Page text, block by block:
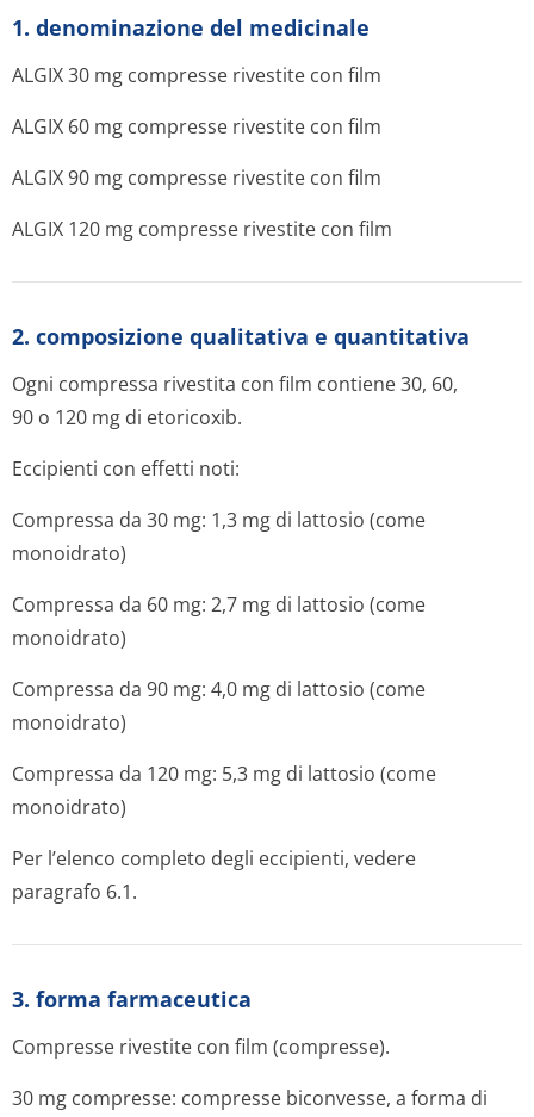
1. denominazione del medicinale
ALGIX 30 mg compresse rivestite con film
ALGIX 60 mg compresse rivestite con film
ALGIX 90 mg compresse rivestite con film
ALGIX 120 mg compresse rivestite con film
2. composizione qualitativa e quantitativa
Ogni compressa rivestita con film contiene 30, 60,
90 o 120 mg di etoricoxib.
Eccipienti con effetti noti:
Compressa da 30 mg: 1,3 mg di lattosio (come
monoidrato)
Compressa da 60 mg: 2,7 mg di lattosio (come
monoidrato)
Compressa da 90 mg: 4,0 mg di lattosio (come
monoidrato)
Compressa da 120 mg: 5,3 mg di lattosio (come
monoidrato)
Per l’elenco completo degli eccipienti, vedere
paragrafo 6.1.
3. forma farmaceutica
Compresse rivestite con film (compresse).
30 mg compresse: compresse biconvesse, a forma di